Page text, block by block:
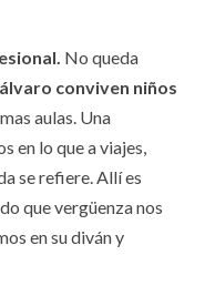
No queda
conviven niños
aulas. Una
en lo que a viajes,
se refiere. Allí es
que vergüenza nos
en su diván y